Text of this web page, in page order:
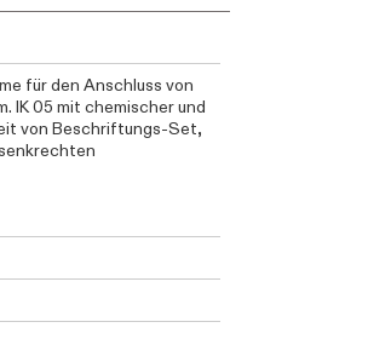
für den Anschluss von
IK 05 mit chemischer und
von Beschriftungs-Set,